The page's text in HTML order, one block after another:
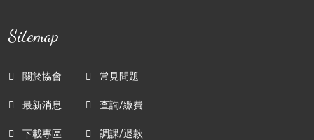
Sitemap
關於協會
最新消息
下載專區
常見問題
查詢/繳費
調課/退款